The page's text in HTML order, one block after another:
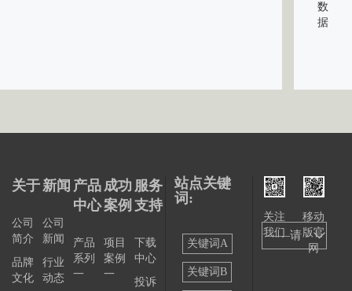
数
据
关于
公司
简介
品牌
文化
新闻
公司
新闻
行业
动态
产品
中心
产品
系列
一
成功
案例
项目
案例
一
服务
支持
下载
中心
投诉
站点关键
词:
关键词A
关键词B
关注
我们
移动
版官
网
——请